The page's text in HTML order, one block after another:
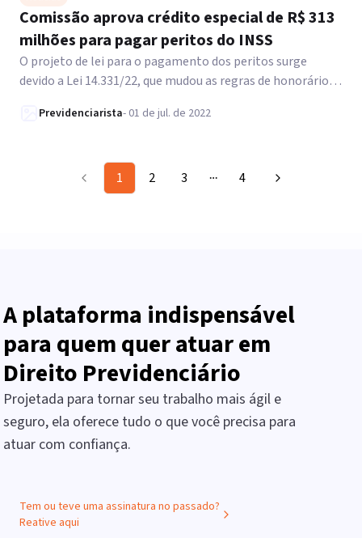
Comissão aprova crédito especial de R$ 313
milhões para pagar peritos do INSS
O projeto de lei para o pagamento dos peritos surge
devido a Lei 14.331/22, que mudou as regras de honorários
Previdenciarista- 01 de jul. de 2022
1 2 3 More pages
4
A plataforma indispensável
para quem quer atuar em
Direito Previdenciário
Projetada para tornar seu trabalho mais ágil e
seguro, ela oferece tudo o que você precisa para
atuar com confiança.
Tem ou teve uma assinatura no passado?
Reative aqui